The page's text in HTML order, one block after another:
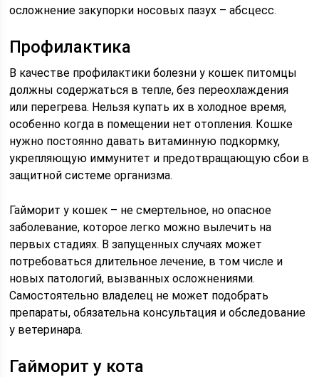
осложнение закупорки носовых пазух – абсцесс.
Профилактика
В качестве профилактики болезни у кошек питомцы
должны содержаться в тепле, без переохлаждения
или перегрева. Нельзя купать их в холодное время,
особенно когда в помещении нет отопления. Кошке
нужно постоянно давать витаминную подкормку,
укрепляющую иммунитет и предотвращающую сбои в
защитной системе организма.
Гайморит у кошек – не смертельное, но опасное
заболевание, которое легко можно вылечить на
первых стадиях. В запущенных случаях может
потребоваться длительное лечение, в том числе и
новых патологий, вызванных осложнениями.
Самостоятельно владелец не может подобрать
препараты, обязательна консультация и обследование
у ветеринара.
Гайморит у кота